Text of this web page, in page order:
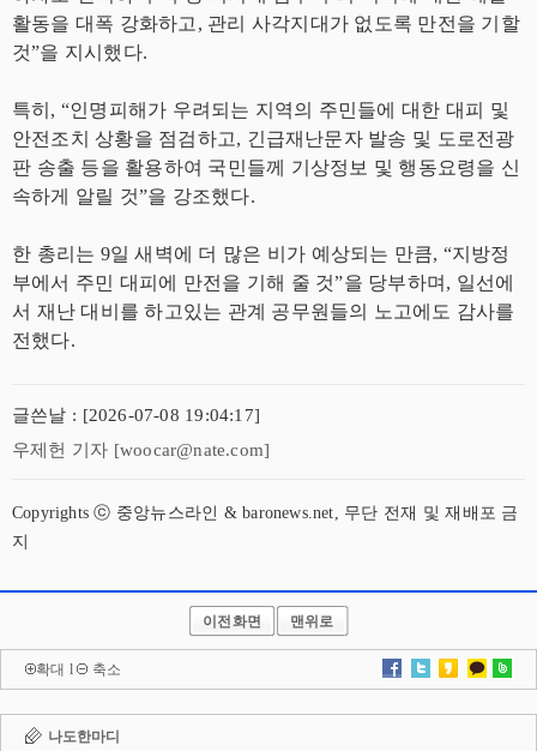
활동을 대폭 강화하고, 관리 사각지대가 없도록 만전을 기할
것”을 지시했다.
특히, “인명피해가 우려되는 지역의 주민들에 대한 대피 및
안전조치 상황을 점검하고, 긴급재난문자 발송 및 도로전광
판 송출 등을 활용하여 국민들께 기상정보 및 행동요령을 신
속하게 알릴 것”을 강조했다.
한 총리는 9일 새벽에 더 많은 비가 예상되는 만큼, “지방정
부에서 주민 대피에 만전을 기해 줄 것”을 당부하며, 일선에
서 재난 대비를 하고있는 관계 공무원들의 노고에도 감사를
전했다.
글쓴날 : [2026-07-08 19:04:17]
우제헌 기자 [woocar@nate.com]
Copyrights ⓒ 중앙뉴스라인 & baronews.net, 무단 전재 및 재배포 금
지
이전화면 맨위로
확대 l 축소